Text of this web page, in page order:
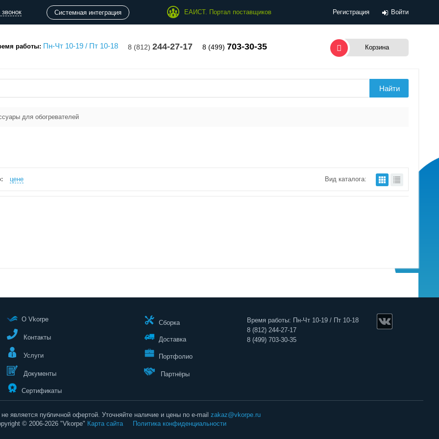
Системная интеграция ЕАИСТ. Портал поставщиков Регистрация Войти
работы: Пн-Чт 10-19 / Пт 10-18 8 (812) 244-27-17 8 (499) 703-30-35 Корзина
для обогревателей
цене Вид каталога:
О Vkorpe
Контакты
Услуги
Документы
Сертификаты
Сборка
Доставка
Портфолио
Партнёры
Время работы: Пн-Чт 10-19 / Пт 10-18
8 (812) 244-27-17
8 (499) 703-30-35
является публичной офертой. Уточняйте наличие и цены по e-mail zakaz@vkorpe.ru
© 2006-2026 "Vkorpe" Карта сайта Политика конфиденциальности